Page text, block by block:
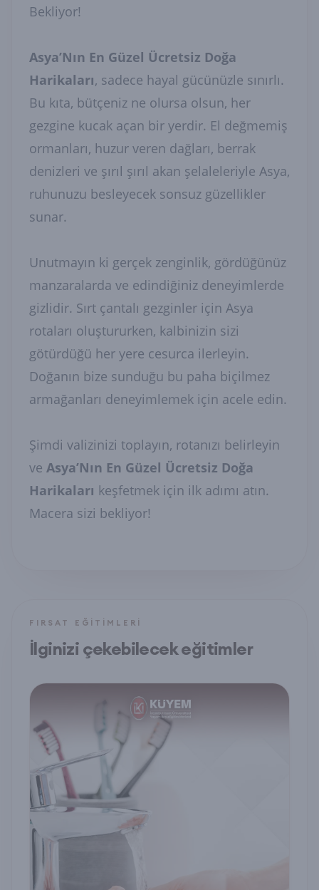
Bekliyor!
Asya’Nın En Güzel Ücretsiz Doğa
Harikaları, sadece hayal gücünüzle sınırlı.
Bu kıta, bütçeniz ne olursa olsun, her
gezgine kucak açan bir yerdir. El değmemiş
ormanları, huzur veren dağları, berrak
denizleri ve şırıl şırıl akan şelaleleriyle Asya,
ruhunuzu besleyecek sonsuz güzellikler
sunar.
Unutmayın ki gerçek zenginlik, gördüğünüz
manzaralarda ve edindiğiniz deneyimlerde
gizlidir. Sırt çantalı gezginler için Asya
rotaları oluştururken, kalbinizin sizi
götürdüğü her yere cesurca ilerleyin.
Doğanın bize sunduğu bu paha biçilmez
armağanları deneyimlemek için acele edin.
Şimdi valizinizi toplayın, rotanızı belirleyin
ve Asya’Nın En Güzel Ücretsiz Doğa
Harikaları keşfetmek için ilk adımı atın.
Macera sizi bekliyor!
FIRSAT EĞITIMLERI
İlginizi çekebilecek eğitimler